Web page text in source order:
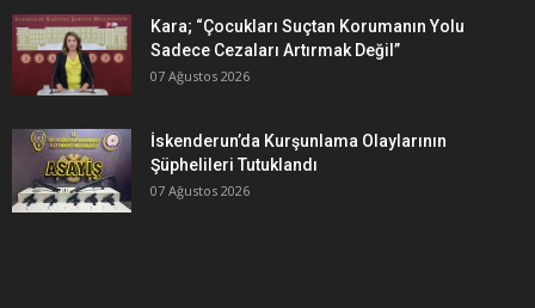
Kara; “Çocukları Suçtan Korumanın Yolu
Sadece Cezaları Artırmak Değil”
07 Ağustos 2026
İskenderun’da Kurşunlama Olaylarının
Şüphelileri Tutuklandı
07 Ağustos 2026